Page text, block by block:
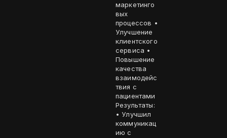
маркетинго
вых
процессов •
Улучшение
клиентского
сервиса •
Повышение
качества
взаимодейс
твия с
пациентами
Результаты:
• Улучшил
коммуникац
ию с